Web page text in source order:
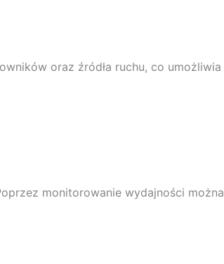
oraz źródła ruchu, co umożliwia
monitorowanie wydajności można